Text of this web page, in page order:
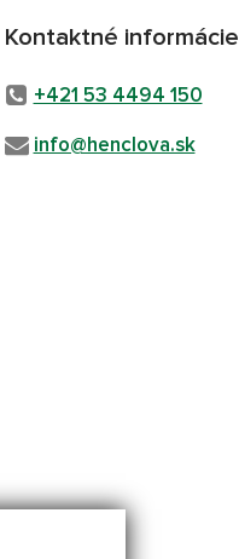
Kontaktné informácie
+421 53 4494 150
info@henclova.sk